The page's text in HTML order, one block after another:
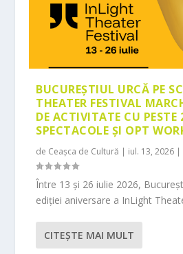
BUCUREȘTIUL URCĂ PE
THEATER FESTIVAL
DE ACTIVITATE CU PESTE
SPECTACOLE ȘI OPT
de Ceașca de Cultură | iul. 13, 2026 |
Între 13 și 26 iulie 2026,
ediției aniversare a InLight
CITEŞTE MAI MULT